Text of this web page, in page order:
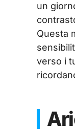
un
Questa
verso i